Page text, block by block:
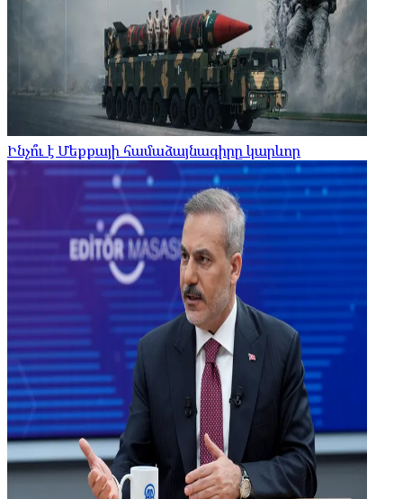
Ինչո՞ւ է Մեքքայի համաձայնագիրը կարևոր